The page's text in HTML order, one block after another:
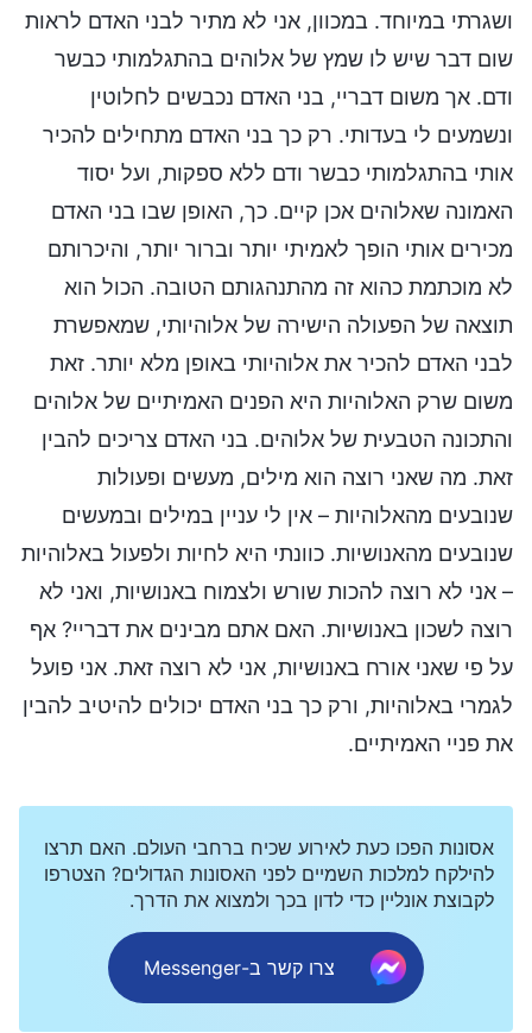
ושגרתי במיוחד. במכוון, אני לא מתיר לבני האדם לראות
שום דבר שיש לו שמץ של אלוהים בהתגלמותי כבשר
ודם. אך משום דבריי, בני האדם נכבשים לחלוטין
ונשמעים לי בעדותי. רק כך בני האדם מתחילים להכיר
אותי בהתגלמותי כבשר ודם ללא ספקות, ועל יסוד
האמונה שאלוהים אכן קיים. כך, האופן שבו בני האדם
מכירים אותי הופך לאמיתי יותר וברור יותר, והיכרותם
לא מוכתמת כהוא זה מהתנהגותם הטובה. הכול הוא
תוצאה של הפעולה הישירה של אלוהיותי, שמאפשרת
לבני האדם להכיר את אלוהיותי באופן מלא יותר. זאת
משום שרק האלוהיות היא הפנים האמיתיים של אלוהים
והתכונה הטבעית של אלוהים. בני האדם צריכים להבין
זאת. מה שאני רוצה הוא מילים, מעשים ופעולות
שנובעים מהאלוהיות – אין לי עניין במילים ובמעשים
שנובעים מהאנושיות. כוונתי היא לחיות ולפעול באלוהיות
– אני לא רוצה להכות שורש ולצמוח באנושיות, ואני לא
רוצה לשכון באנושיות. האם אתם מבינים את דבריי? אף
על פי שאני אורח באנושיות, אני לא רוצה זאת. אני פועל
לגמרי באלוהיות, ורק כך בני האדם יכולים להיטיב להבין
את פניי האמיתיים.
אסונות הפכו כעת לאירוע שכיח ברחבי העולם. האם תרצו
להילקח למלכות השמיים לפני האסונות הגדולים? הצטרפו
לקבוצת אונליין כדי לדון בכך ולמצוא את הדרך.
צרו קשר ב-Messenger